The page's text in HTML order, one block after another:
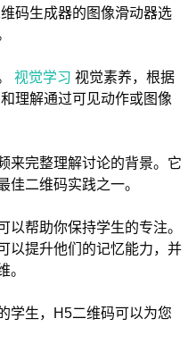
码生成器的图像滑动器选
视觉学习 视觉素养，根据
理解通过可见动作或图像
来完整理解讨论的背景。它
佳二维码实践之一。
以帮助你保持学生的专注。
以提升他们的记忆能力，并
。
学生，H5二维码可以为您